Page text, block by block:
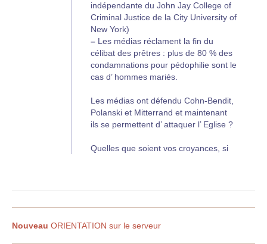
indépendante du John Jay College of
Criminal Justice de la City University of
New York)
– Les médias réclament la fin du
célibat des prêtres : plus de 80 % des
condamnations pour pédophilie sont le
cas d’ hommes mariés.
Les médias ont défendu Cohn-Bendit,
Polanski et Mitterrand et maintenant
ils se permettent d’ attaquer l’ Eglise ?
Quelles que soient vos croyances, si
SUIVRE CETTE INFO !
http://www.midiassurancesconseils.com/
Nouveau ORIENTATION sur le serveur